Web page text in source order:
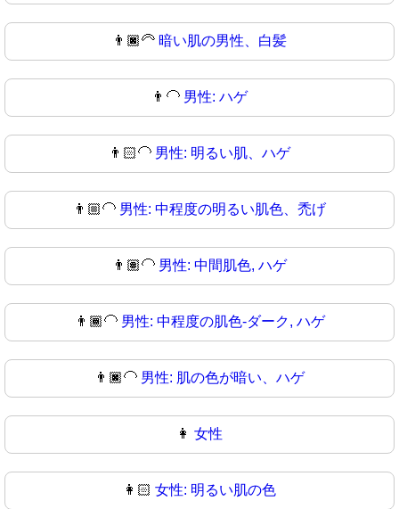
👨🏿‍🦳 暗い肌の男性、白髪
👨‍🦲 男性: ハゲ
👨🏻‍🦲 男性: 明るい肌、ハゲ
👨🏼‍🦲 男性: 中程度の明るい肌色、禿げ
👨🏽‍🦲 男性: 中間肌色, ハゲ
👨🏾‍🦲 男性: 中程度の肌色-ダーク, ハゲ
👨🏿‍🦲 男性: 肌の色が暗い、ハゲ
👩 女性
👩🏻 女性: 明るい肌の色